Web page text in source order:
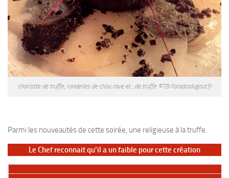
charlotte de truffe, rondelles de chou rave et…de truffe ©TB/laradiodugout.fr
Parmi les nouveautés de cette soirée, une religieuse à la truffe.
Le Chef reconnait qu’il a un faible pour cette création